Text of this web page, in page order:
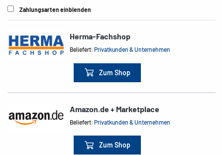
Zahlungsarten einblenden
Herma-Fachshop
Beliefert:Privatkunden & Unternehmen
Zum Shop
Amazon.de + Marketplace
Beliefert:Privatkunden & Unternehmen
Zum Shop